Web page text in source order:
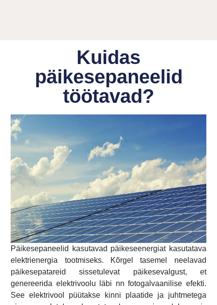
Kuidas
päikesepaneelid
töötavad?
Päikesepaneelid kasutavad päikeseenergiat kasutatava
elektrienergia tootmiseks. Kõrgel tasemel neelavad
päikesepatareid sissetulevat päikesevalgust, et
genereerida elektrivoolu läbi nn fotogalvaanilise efekti.
See elektrivool püütakse kinni plaatide ja juhtmetega